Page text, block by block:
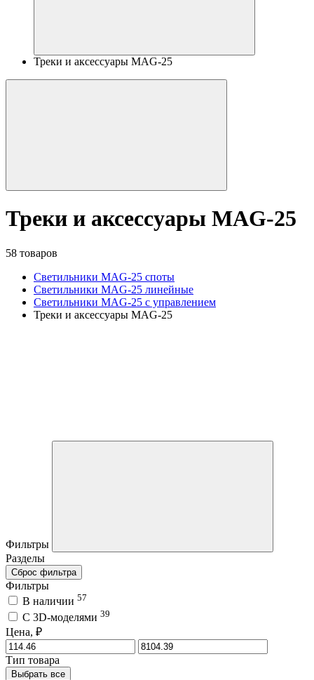
Треки и аксессуары MAG-25
Треки и аксессуары MAG-25
58 товаров
Светильники MAG-25 споты
Светильники MAG-25 линейные
Светильники MAG-25 с управлением
Треки и аксессуары MAG-25
Фильтры
Разделы
Сброс фильтра
Фильтры
В наличии 57
C 3D-моделями 39
Цена, ₽
Тип товара
Выбрать все